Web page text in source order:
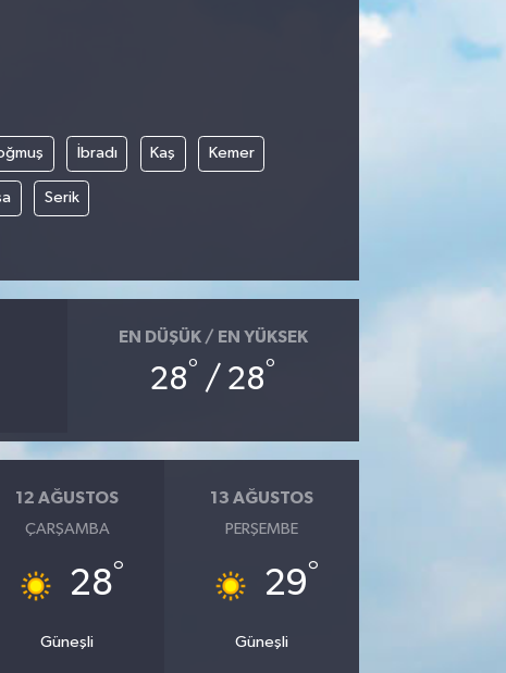
İbradı Kaş Kemer
Serik
EN DÜŞÜK / EN YÜKSEK
28° / 28°
12 AĞUSTOS
ÇARŞAMBA
28°
Güneşli
13 AĞUSTOS
PERŞEMBE
29°
Güneşli